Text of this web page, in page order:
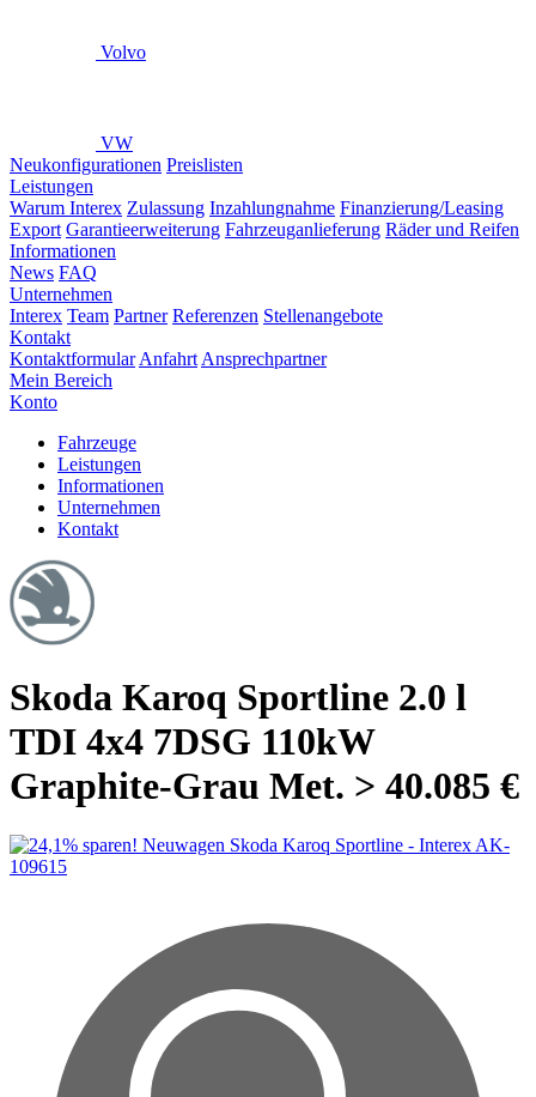
Volvo
VW
Neukonfigurationen Preislisten
Leistungen
Warum Interex Zulassung Inzahlungnahme Finanzierung/Leasing
Export Garantieerweiterung Fahrzeuganlieferung Räder und Reifen
Informationen
News FAQ
Unternehmen
Interex Team Partner Referenzen Stellenangebote
Kontakt
Kontaktformular Anfahrt Ansprechpartner
Mein Bereich
Konto
Fahrzeuge
Leistungen
Informationen
Unternehmen
Kontakt
Skoda Karoq Sportline 2.0 l
TDI 4x4 7DSG 110kW
Graphite-Grau Met. > 40.085 €